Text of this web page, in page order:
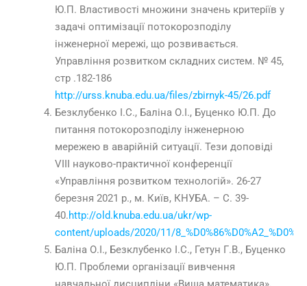
Ю.П. Властивості множини значень критеріїв у
задачі оптимізації потокорозподілу
інженерної мережі, що розвивається.
Управління розвитком складних систем. № 45,
стр .182-186
http://urss.knuba.edu.ua/files/zbirnyk-45/26.pdf
Безклубенко І.С., Баліна О.І., Буценко Ю.П. До
питання потокорозподілу інженерною
мережею в аварійній ситуації. Тези доповіді
VIII науково-практичної конференції
«Управління розвитком технологій». 26-27
березня 2021 р., м. Київ, КНУБА. – С. 39-
40.http://old.knuba.edu.ua/ukr/wp-
content/uploads/2020/11/
Баліна О.І., Безклубенко І.С., Гетун Г.В., Буценко
Ю.П. Проблеми організації вивчення